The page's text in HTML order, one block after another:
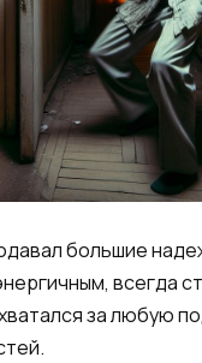
большие
всегда
за любую